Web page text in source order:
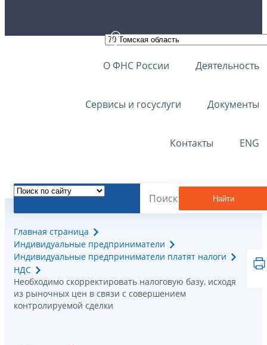
О ФНС России Деятельность
Сервисы и госуслуги Документы
Контакты ENG
Найти
Главная страница
Индивидуальные предприниматели
Индивидуальные предприниматели платят налоги
НДС
Необходимо скорректировать налоговую базу, исходя
из рыночных цен в связи с совершением
контролируемой сделки